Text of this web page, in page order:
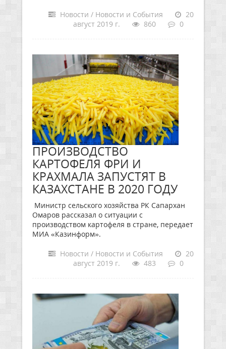
Новости / Новости и События
20
август 2019 г.
860 0
ПРОИЗВОДСТВО
КАРТОФЕЛЯ ФРИ И
КРАХМАЛА ЗАПУСТЯТ В
КАЗАХСТАНЕ В 2020 ГОДУ
Министр сельского хозяйства РК Сапархан
Омаров рассказал о ситуации с
производством картофеля в стране, передает
МИА «Казинформ».
Новости / Новости и События
20
август 2019 г.
483 0